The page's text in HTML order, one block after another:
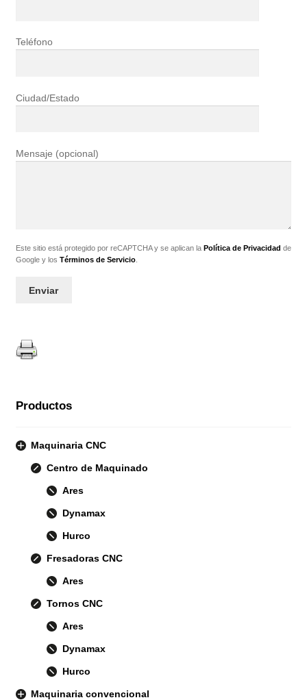
Teléfono
Ciudad/Estado
Mensaje (opcional)
Este sitio está protegido por reCAPTCHA y se aplican la Política de Privacidad de
Google y los Términos de Servicio.
Productos
Maquinaria CNC
Centro de Maquinado
Ares
Dynamax
Hurco
Fresadoras CNC
Ares
Tornos CNC
Ares
Dynamax
Hurco
Maquinaria convencional